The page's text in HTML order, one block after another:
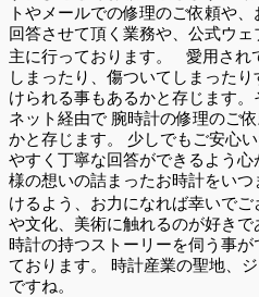
トやメールでの修理のご依頼や
回答させて頂く業務や、公式ウ
主に行っております。 愛用され
しまったり、傷ついてしまった
けられる事もあるかと存じます
ネット経由で 腕時計の修理のご
かと存じます。 少しでもご安心
やすく丁寧な回答ができるよう
様の想いの詰まったお時計をい
けるよう、お力になれば幸いで
や文化、美術に触れるのが好き
時計の持つストーリーを伺う事が
ております。 時計産業の聖地、
ですね。